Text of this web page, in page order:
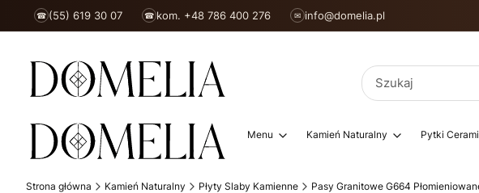
☎ (55) 619 30 07 ☎ kom. +48 786 400 276 ✉ info@domelia.pl
Menu Kamień Naturalny Pytki
Strona główna Kamień Naturalny Płyty Slaby Kamienne Pasy Granitowe G664